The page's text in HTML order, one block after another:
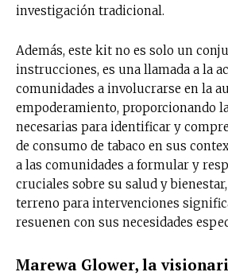
investigación tradicional.
Además, este kit no es solo un
instrucciones, es una llamada a la
comunidades a involucrarse en la
empoderamiento, proporcionando
necesarias para identificar y
de consumo de tabaco en sus
a las comunidades a formular y
cruciales sobre su salud y
terreno para intervenciones
resuenen con sus necesidades
Marewa Glower, la